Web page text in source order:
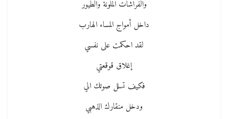
والفراشات الملونة والطيور
داخل أمواج المساء الهارب
لقد احكمت على نفسي
إغلاق قوقعتي
فكيف تسلل صوتك الي
ودخل منقارك الذهبي